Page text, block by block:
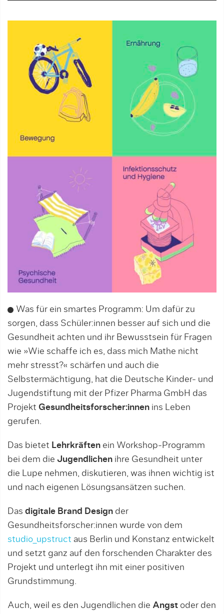
Was für ein smartes Programm: Um dafür zu
sorgen, dass Schüler:innen besser auf sich und die
Gesundheit achten und ihr Bewusstsein für Fragen
wie »Wie schaffe ich es, dass mich Mathe nicht
mehr stresst?« schärfen und auch die
Selbstermächtigung, hat die Deutsche Kinder- und
Jugendstiftung mit der Pfizer Pharma GmbH das
Projekt Gesundheitsforscher:innen ins Leben
gerufen.
Das bietet Lehrkräften ein Workshop-Programm
bei dem die Jugendlichen ihre Gesundheit unter
die Lupe nehmen, diskutieren, was ihnen wichtig ist
und nach eigenen Lösungsansätzen suchen.
Das digitale Brand Design der
Gesundheitsforscher:innen wurde von dem
studio_upstruct aus Berlin und Konstanz entwickelt
und setzt ganz auf den forschenden Charakter des
Projekt und unterlegt ihn mit einer positiven
Grundstimmung.
Auch, weil es den Jugendlichen die Angst oder den